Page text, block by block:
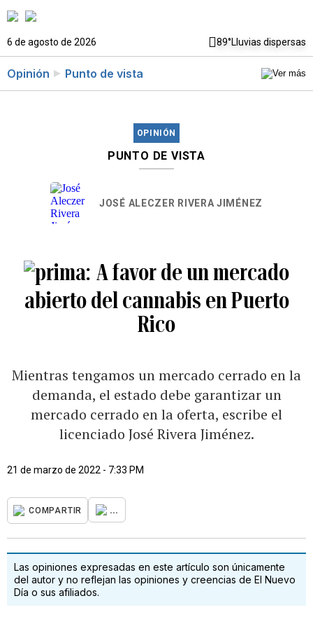
6 de agosto de 2026 89°Lluvias dispersas
Opinión Punto de vista
OPINIÓN
PUNTO DE VISTA
JOSÉ ALECZER RIVERA JIMÉNEZ
A favor de un mercado
abierto del cannabis en Puerto
Rico
Mientras tengamos un mercado cerrado en la
demanda, el estado debe garantizar un
mercado cerrado en la oferta, escribe el
licenciado José Rivera Jiménez.
21 de marzo de 2022 - 7:33 PM
COMPARTIR ...
Las opiniones expresadas en este artículo son únicamente
del autor y no reflejan las opiniones y creencias de El Nuevo
Día o sus afiliados.